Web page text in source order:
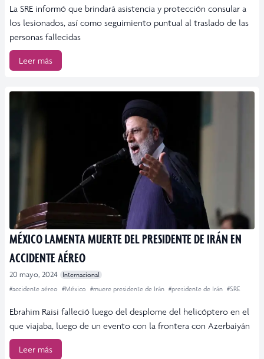
La SRE informó que brindará asistencia y protección consular a
los lesionados, así como seguimiento puntual al traslado de las
personas fallecidas
Leer más
MÉXICO LAMENTA MUERTE DEL PRESIDENTE DE IRÁN EN
ACCIDENTE AÉREO
20 mayo, 2024
Internacional
#accidente aéreo #México #muere presidente de Irán #presidente de Irán #SRE
Ebrahim Raisi falleció luego del desplome del helicóptero en el
que viajaba, luego de un evento con la frontera con Azerbaiyán
Leer más